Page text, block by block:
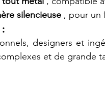
silencieuse , pour un
designers et
et de grande